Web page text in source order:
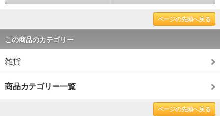
ページの先頭へ戻る
この商品のカテゴリー
雑貨
商品カテゴリー一覧
ページの先頭へ戻る